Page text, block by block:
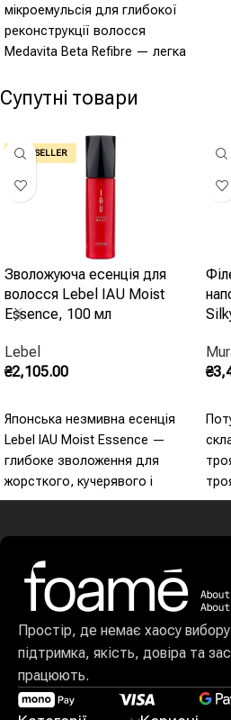
мікроемульсія для глибокої
реконструкції волосся
Medavita Beta Refibre — легка
проникає глибоко в кортекс і
запускає
Супутні товари
BEST SELLER
Зволожуюча есенція для
волосся Lebel IAU Moist
Essence, 100 мл
Lebel
₴2,105.00
Японська незмивна есенція
Lebel IAU Moist Essence —
глибоке зволоження для
жорсткого, кучерявого і
зневодненого волосся з SPF
м'якість і еластичність -
Захист від запахів довкілля
₴
Простір, де немає хаосу
підтримка, якість, довіра та
працюють.